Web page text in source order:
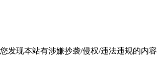
发现本站有涉嫌抄袭/侵权/违法违规的内容